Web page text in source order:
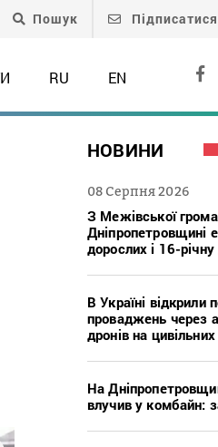
Пошук Підписатися
RU EN
НОВИНИ
08 Серпня 2026
З Межівської
Дніпропетровщині
дорослих і 16-річну
В Україні відкрили
проваджень через
дронів на
На
влучив у комбайн: